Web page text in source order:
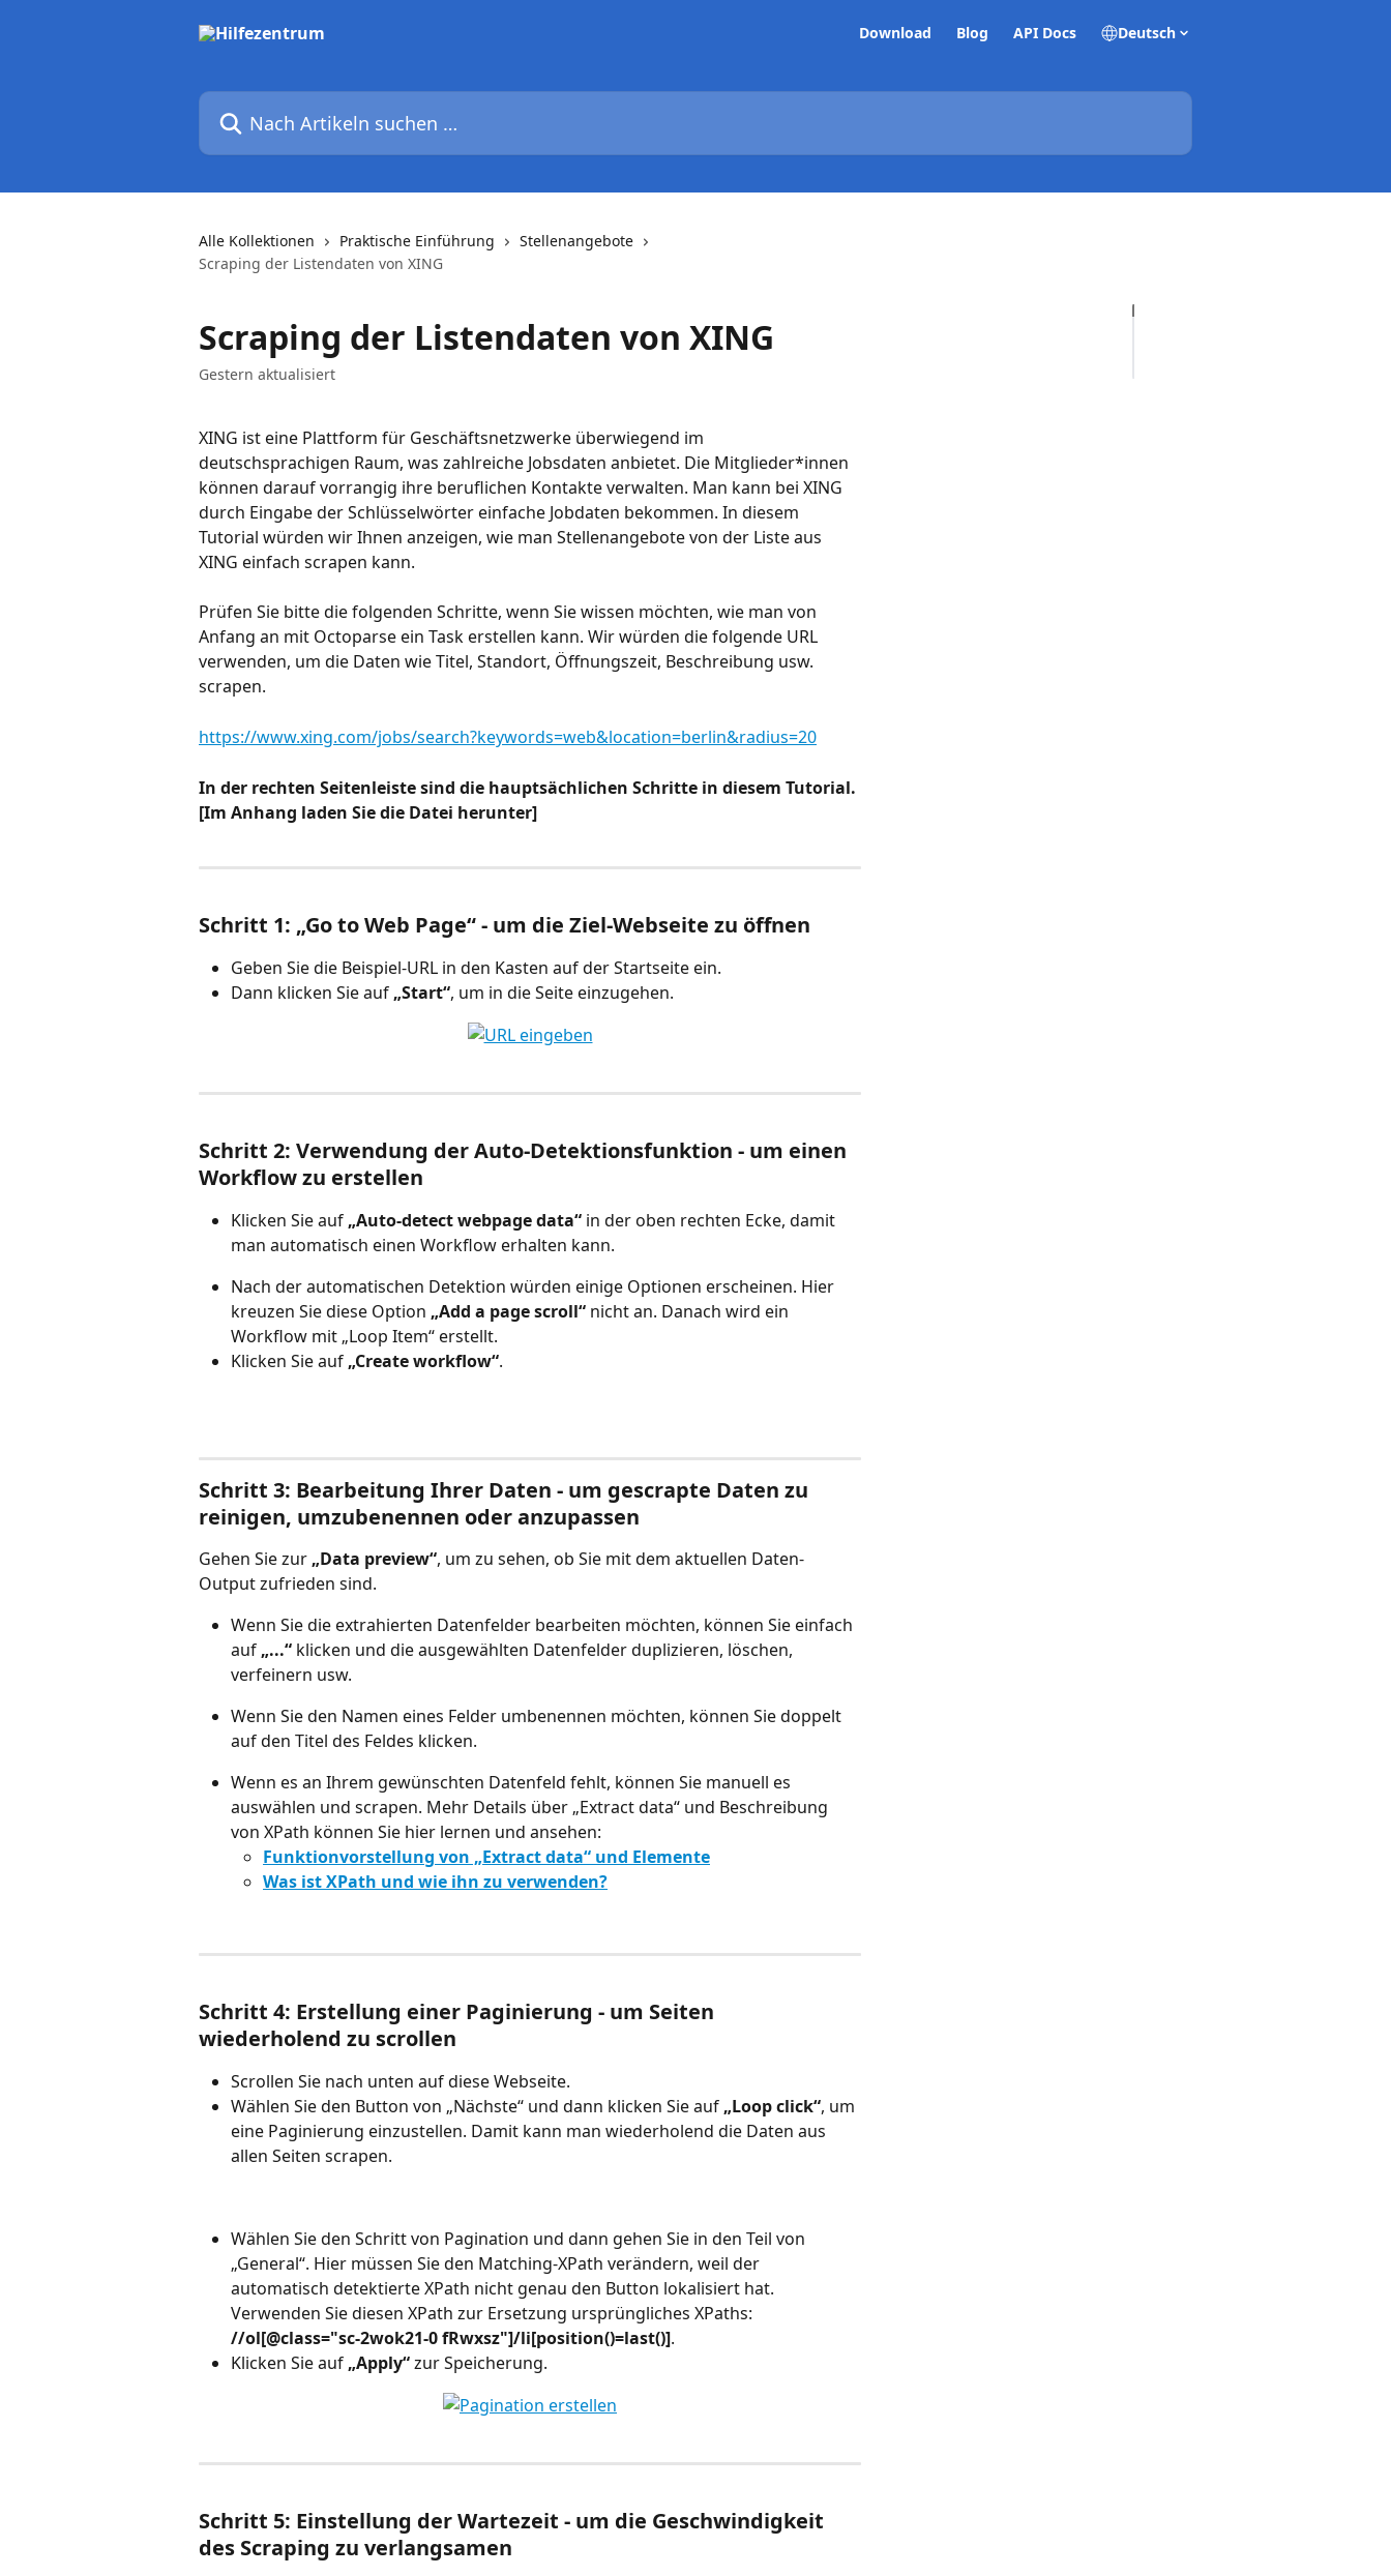
Download Blog API Docs Deutsch
Nach Artikeln suchen …
Alle Kollektionen Praktische Einführung
Stellenangebote
Scraping der Listendaten von XING
Scraping der Listendaten von XING
Gestern aktualisiert
XING ist eine Plattform für Geschäftsnetzwerke überwiegend im
deutschsprachigen Raum, was zahlreiche Jobsdaten anbietet. Die Mitglieder*innen
können darauf vorrangig ihre beruflichen Kontakte verwalten. Man kann bei XING
durch Eingabe der Schlüsselwörter einfache Jobdaten bekommen. In diesem
Tutorial würden wir Ihnen anzeigen, wie man Stellenangebote von der Liste aus
XING einfach scrapen kann.
Prüfen Sie bitte die folgenden Schritte, wenn Sie wissen möchten, wie man von
Anfang an mit Octoparse ein Task erstellen kann. Wir würden die folgende URL
verwenden, um die Daten wie Titel, Standort, Öffnungszeit, Beschreibung usw.
scrapen.
https://www.xing.com/jobs/search?keywords=web&location=berlin&radius=20
In der rechten Seitenleiste sind die hauptsächlichen Schritte in diesem Tutorial.
[Im Anhang laden Sie die Datei herunter]
Schritt 1: „Go to Web Page“ - um die Ziel-Webseite zu öffnen
Geben Sie die Beispiel-URL in den Kasten auf der Startseite ein.
Dann klicken Sie auf „Start“, um in die Seite einzugehen.
Schritt 2: Verwendung der Auto-Detektionsfunktion - um einen
Workflow zu erstellen
Klicken Sie auf „Auto-detect webpage data“ in der oben rechten Ecke, damit
man automatisch einen Workflow erhalten kann.
Nach der automatischen Detektion würden einige Optionen erscheinen. Hier
kreuzen Sie diese Option „Add a page scroll“ nicht an. Danach wird ein
Workflow mit „Loop Item“ erstellt.
Klicken Sie auf „Create workflow“.
Schritt 3: Bearbeitung Ihrer Daten - um gescrapte Daten zu
reinigen, umzubenennen oder anzupassen
Gehen Sie zur „Data preview“, um zu sehen, ob Sie mit dem aktuellen Daten-
Output zufrieden sind.
Wenn Sie die extrahierten Datenfelder bearbeiten möchten, können Sie einfach
auf „...“ klicken und die ausgewählten Datenfelder duplizieren, löschen,
verfeinern usw.
Wenn Sie den Namen eines Felder umbenennen möchten, können Sie doppelt
auf den Titel des Feldes klicken.
Wenn es an Ihrem gewünschten Datenfeld fehlt, können Sie manuell es
auswählen und scrapen. Mehr Details über „Extract data“ und Beschreibung
von XPath können Sie hier lernen und ansehen:
Funktionvorstellung von „Extract data“ und Elemente
Was ist XPath und wie ihn zu verwenden?
Schritt 4: Erstellung einer Paginierung - um Seiten
wiederholend zu scrollen
Scrollen Sie nach unten auf diese Webseite.
Wählen Sie den Button von „Nächste“ und dann klicken Sie auf „Loop click“, um
eine Paginierung einzustellen. Damit kann man wiederholend die Daten aus
allen Seiten scrapen.
Wählen Sie den Schritt von Pagination und dann gehen Sie in den Teil von
„General“. Hier müssen Sie den Matching-XPath verändern, weil der
automatisch detektierte XPath nicht genau den Button lokalisiert hat.
Verwenden Sie diesen XPath zur Ersetzung ursprüngliches XPaths:
//ol[@class="sc-2wok21-0 fRwxsz"]/li[position()=last()].
Klicken Sie auf „Apply“ zur Speicherung.
Schritt 5: Einstellung der Wartezeit - um die Geschwindigkeit
des Scraping zu verlangsamen